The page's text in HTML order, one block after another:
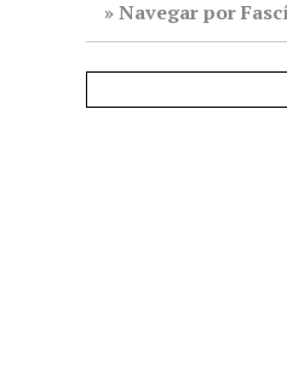
Navegar por